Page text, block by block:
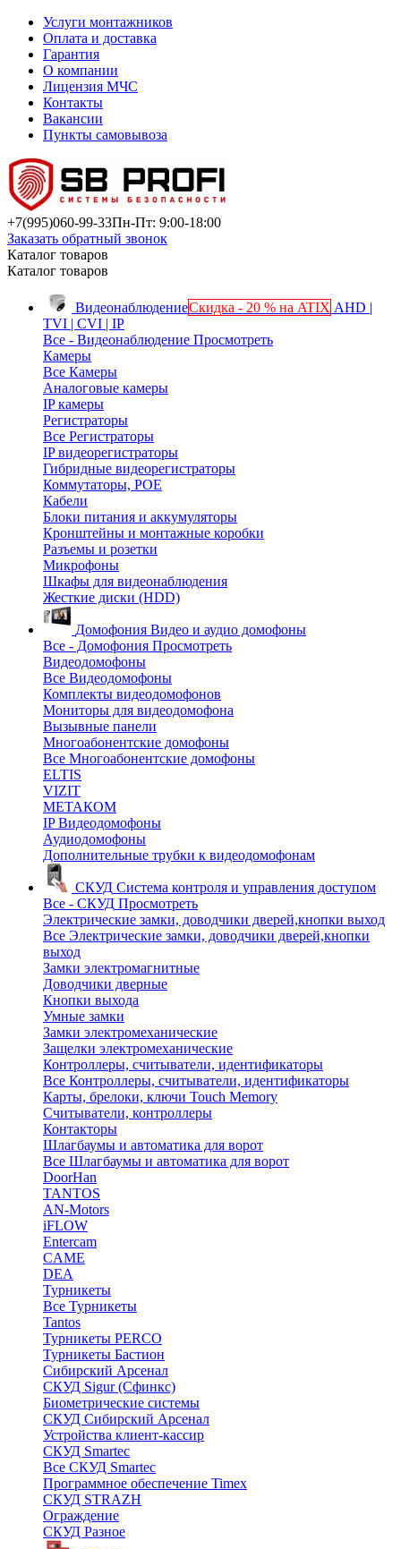
Услуги монтажников
Оплата и доставка
Гарантия
О компании
Лицензия МЧС
Контакты
Вакансии
Пункты самовывоза
+7(995)060-99-33Пн-Пт: 9:00-18:00
Заказать обратный звонок
Каталог товаров
Каталог товаров
ВидеонаблюдениеСкидка - 20 % на ATIX AHD |
TVI | CVI | IP
Все - Видеонаблюдение Просмотреть
Камеры
Все Камеры
Аналоговые камеры
IP камеры
Регистраторы
Все Регистраторы
IP видеорегистраторы
Гибридные видеорегистраторы
Коммутаторы, POE
Кабели
Блоки питания и аккумуляторы
Кронштейны и монтажные коробки
Разъемы и розетки
Микрофоны
Шкафы для видеонаблюдения
Жесткие диски (HDD)
Домофония Видео и аудио домофоны
Все - Домофония Просмотреть
Видеодомофоны
Все Видеодомофоны
Комплекты видеодомофонов
Мониторы для видеодомофона
Вызывные панели
Многоабонентские домофоны
Все Многоабонентские домофоны
ELTIS
VIZIT
МЕТАКОМ
IP Видеодомофоны
Аудиодомофоны
Дополнительные трубки к видеодомофонам
СКУД Система контроля и управления доступом
Все - СКУД Просмотреть
Электрические замки, доводчики дверей,кнопки выход
Все Электрические замки, доводчики дверей,кнопки
выход
Замки электромагнитные
Доводчики дверные
Кнопки выхода
Умные замки
Замки электромеханические
Защелки электромеханические
Контроллеры, считыватели, идентификаторы
Все Контроллеры, считыватели, идентификаторы
Карты, брелоки, ключи Touch Memory
Считыватели, контроллеры
Контакторы
Шлагбаумы и автоматика для ворот
Все Шлагбаумы и автоматика для ворот
DoorHan
TANTOS
AN-Motors
iFLOW
Entercam
CAME
DEA
Турникеты
Все Турникеты
Tantos
Турникеты PERCO
Турникеты Бастион
Сибирский Арсенал
СКУД Sigur (Сфинкс)
Биометрические системы
СКУД Сибирский Арсенал
Устройства клиент-кассир
СКУД Smartec
Все СКУД Smartec
Программное обеспечение Timex
СКУД STRAZH
Ограждение
СКУД Разное